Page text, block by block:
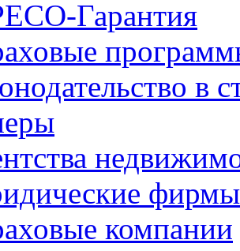
Гарантия
в
фирмы
компании